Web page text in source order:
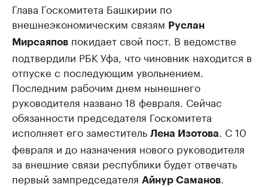
Глава Госкомитета Башкирии по
внешнеэкономическим связям Руслан
Мирсаяпов покидает свой пост. В ведомстве
подтвердили РБК Уфа, что чиновник находится в
отпуске с последующим увольнением.
Последним рабочим днем нынешнего
руководителя названо 18 февраля. Сейчас
обязанности председателя Госкомитета
исполняет его заместитель Лена Изотова. С 10
февраля и до назначения нового руководителя
за внешние связи республики будет отвечать
первый зампредседателя Айнур Саманов.